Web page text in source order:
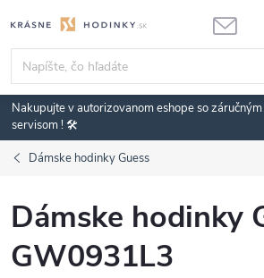
na
obsah
Nakupujte v autorizovanom eshope so
servisom ! 🛠️
Dámske hodinky Guess
Dámske hodinky
GW0931L3